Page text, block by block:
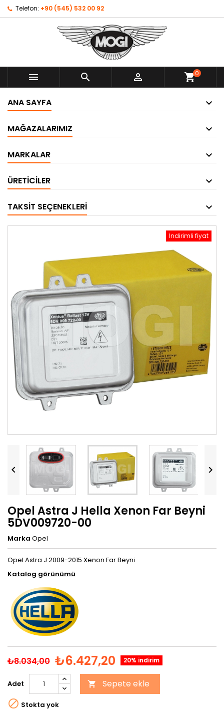
Telefon: +90 (545) 532 00 92
   shopping_cart0
ANA SAYFA
MAĞAZALARIMIZ
MARKALAR
ÜRETICILER
TAKSIT SEÇENEKLERI
İndirimli fiyat
 
Opel Astra J Hella Xenon Far Beyni
5DV009720-00
Marka Opel
Opel Astra J 2009-2015 Xenon Far Beyni
Katalog görünümü
₺8.034,00 ₺6.427,20 20% indirim
Adet  Sepete ekle
 Stokta yok